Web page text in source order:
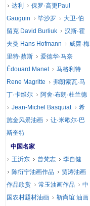
达利
保罗·高更Paul
Gauguin
毕沙罗
大卫·伯
留克 David Burliuk
汉斯·霍
夫曼 Hans Hofmann
威廉·梅
里特·蔡斯
爱德华·马奈
Édouard Manet
马格利特
Rene Magritte
弗朗索瓦·马
丁·卡维尔
阿舍·布朗·杜兰德
Jean-Michel Basquiat
希
施金风景油画
让·米歇尔·巴
斯奎特
中国名家
王沂东
曾梵志
李自健
陈衍宁油画作品
贾涛油画
作品欣赏
常玉油画作品
中
国农村题材油画
靳尚谊 油画